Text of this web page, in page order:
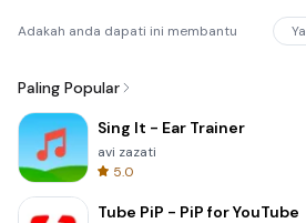
Adakah anda dapati ini membantu Ya
Paling Popular
Sing It - Ear Trainer
avi zazati
5.0
Tube PiP - PiP for YouTube